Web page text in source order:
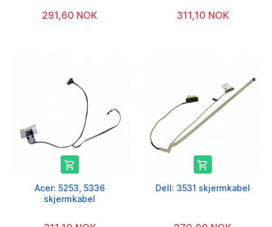
291,60 NOK 311,10 NOK

Acer: 5253, 5336
skjermkabel

Dell: 3531 skjermkabel